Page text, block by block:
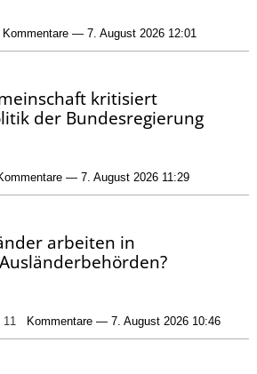
Kommentare — 7. August 2026 12:01
kritisiert
der Bundesregierung
— 7. August 2026 11:29
arbeiten in
11 Kommentare — 7. August 2026 10:46